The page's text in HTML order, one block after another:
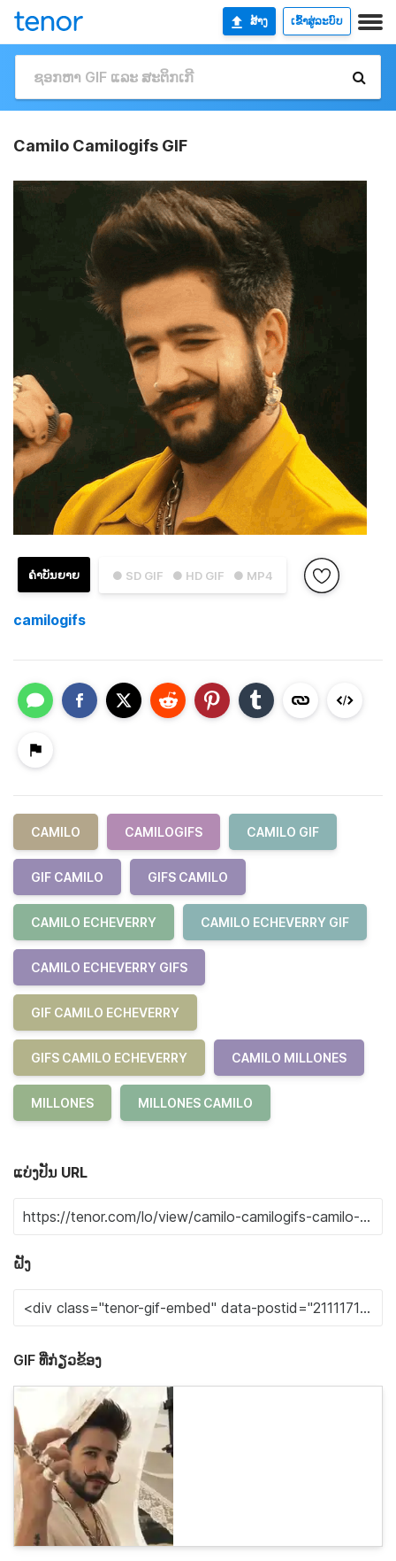
ສ້າງ ເຂົ້າສູ່ລະບົບ
Camilo Camilogifs GIF
● SD GIF ● HD GIF ● MP4
ຄຳບັນຍາຍ
camilogifs
CAMILO CAMILOGIFS CAMILO GIF
GIF CAMILO GIFS CAMILO
CAMILO ECHEVERRY CAMILO ECHEVERRY GIF
CAMILO ECHEVERRY GIFS
GIF CAMILO ECHEVERRY
GIFS CAMILO ECHEVERRY CAMILO MILLONES
MILLONES MILLONES CAMILO
ແບ່ງປັນ URL
ຝັງ
GIF ທີ່ກ່ຽວຂ້ອງ